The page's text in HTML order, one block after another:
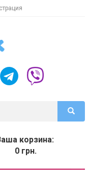
корзина:
0 грн.